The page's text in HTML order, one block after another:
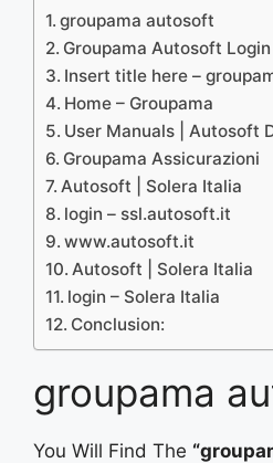
groupama autosoft
Groupama Autosoft
Insert title here –
Home – Groupama
User Manuals | Autosoft
Groupama Assicurazioni
Autosoft | Solera Italia
login – ssl.autosoft.it
www.autosoft.it
Autosoft | Solera Italia
login – Solera Italia
Conclusion:
groupama
You Will Find The